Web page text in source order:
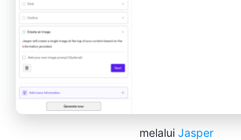
melalui Jasper